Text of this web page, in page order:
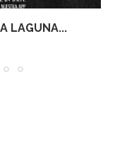
LAGUNA...